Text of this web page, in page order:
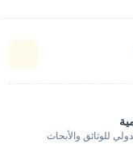
للوثائق والأبحاث